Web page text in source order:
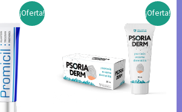
¡Oferta! ¡Oferta!